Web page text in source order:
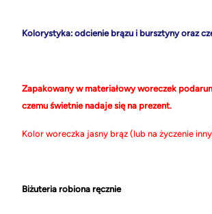
Kolorystyka: odcienie brązu i bursztyny oraz
Zapakowany w materiałowy woreczek
czemu świetnie nadaje się na prezent.
Kolor woreczka jasny brąz (lub na życzenie
Biżuteria robiona ręcznie